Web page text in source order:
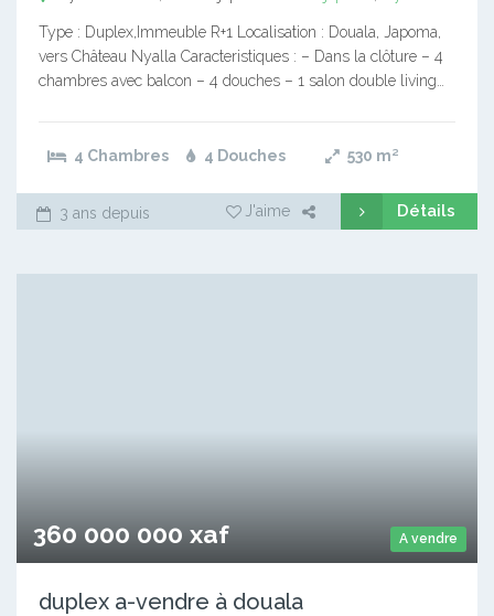
Type : Duplex,Immeuble R+1 Localisation : Douala, Japoma,
vers Château Nyalla Caracteristiques : – Dans la clôture – 4
chambres avec balcon – 4 douches – 1 salon double living…
4 Chambres 4 Douches 530 m²
3 ans depuis J'aime Détails
A vendre
360 000 000 xaf
duplex a-vendre à douala